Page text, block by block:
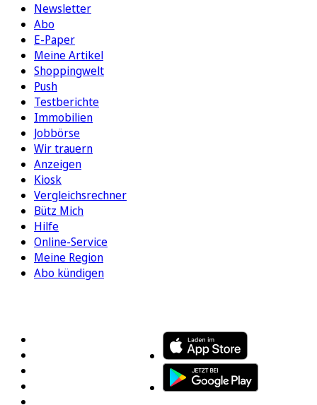
Newsletter
Abo
E-Paper
Meine Artikel
Shoppingwelt
Push
Testberichte
Immobilien
Jobbörse
Wir trauern
Anzeigen
Kiosk
Vergleichsrechner
Bütz Mich
Hilfe
Online-Service
Meine Region
Abo kündigen